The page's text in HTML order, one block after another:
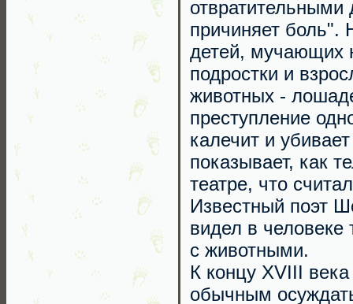
отвратительными
причиняет боль".
детей, мучающих
подростки и
животных -
преступление
калечит и
показывает, как
театре, что
Известный поэт
видел в человеке
с животными.
К концу XVIII
обычным